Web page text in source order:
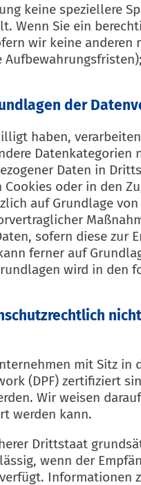
keine speziellere
Wenn Sie ein
wir keine
der
haben,
Daten in
Cookies oder in
auf Grundlage
sofern diese
ferner auf
wird in den
mit Sitz
(DPF) zertifiziert
Wir weisen
werden kann.
Drittstaat
wenn der